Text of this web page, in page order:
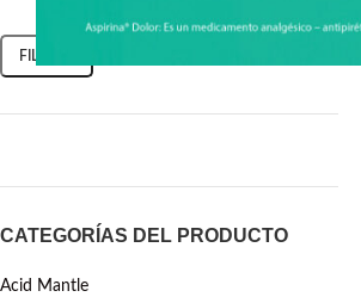
FILTRAR
CATEGORÍAS DEL PRODUCTO
Acid Mantle